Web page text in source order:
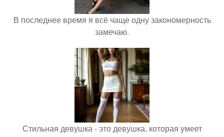
В последнее время я всё чаще одну закономерность
замечаю.
Стильная девушка - это девушка, которая умеет